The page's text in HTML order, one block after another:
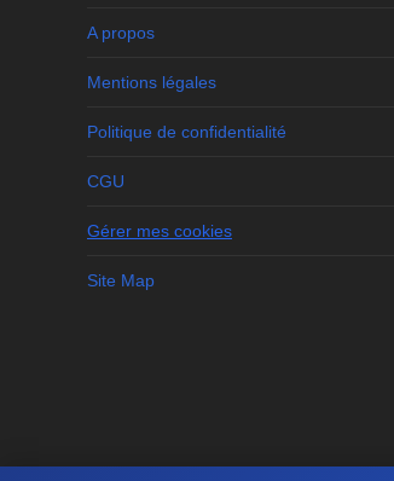
A propos
Mentions légales
Politique de confidentialité
CGU
Gérer mes cookies
Site Map